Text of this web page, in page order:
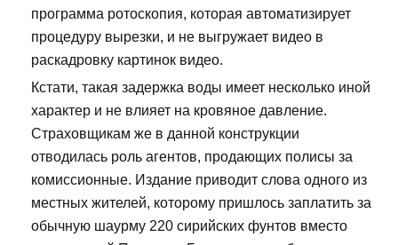
программа ротоскопия, которая автоматизирует
процедуру вырезки, и не выгружает видео в
раскадровку картинок видео.
Кстати, такая задержка воды имеет несколько иной
характер и не влияет на кровяное давление.
Страховщикам же в данной конструкции
отводилась роль агентов, продающих полисы за
комиссионные. Издание приводит слова одного из
местных жителей, которому пришлось заплатить за
обычную шаурму 220 сирийских фунтов вместо